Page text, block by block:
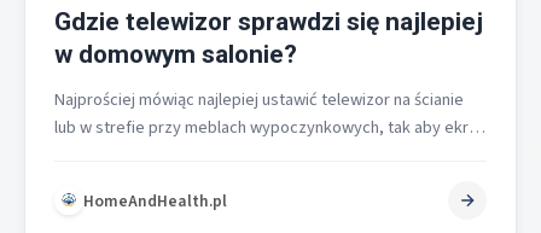
Gdzie telewizor sprawdzi się najlepiej
w domowym salonie?
Najprościej mówiąc najlepiej ustawić telewizor na ścianie
lub w strefie przy meblach wypoczynkowych, tak aby ekran
HomeAndHealth.pl